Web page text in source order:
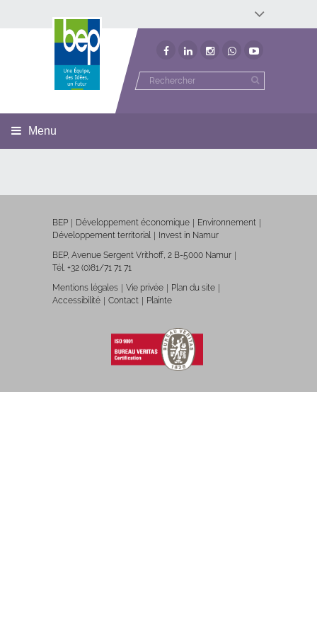
Développement économique
Développement territorial
Menu
BEP Développement économique
Environnement
Développement territorial
Invest in Namur
BEP, Avenue Sergent Vrithoff, 2 B-5000 Namur
Tél. +32 (0)81/71 71 71
Mentions légales
Vie privée
Plan du site
Accessibilité
Contact Plainte